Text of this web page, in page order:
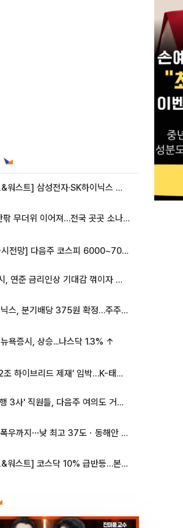
[베스트&워스트] 삼성전자·SK하이닉스 밀린 한 주…상상인증권은 85% 급등
35도 안팎 무더위 이어져…전국 곳곳 소나기 [오늘 날씨]
[주간증시전망] 다음주 코스피 6000~7000⋯“外人 수급은 정책이 변수”
뉴욕증시, 연준 금리인상 기대감 꺾이자 상승...S&P500 사상 최고치 [종합]
SK하이닉스, 분기배당 375원 확정…주주환원책 9월로 앞당겨 발표
뉴욕증시, 상승...나스닥 1.3% ↑
美 ‘232조 하이브리드 제재’ 임박…K-태양광, 불확실성 털고 날개 다나
'국책은행 3사' 직원들, 다음주 여의도 거리 나서는 까닭은
폭염에 폭우까지⋯낮 최고 37도ㆍ동해안 강한 비 [날씨]
[베스트&워스트] 코스닥 10% 급반등…본느, 최대주주 변경 기대에 270% 폭등